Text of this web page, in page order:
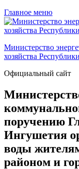
Главное меню
Министерство
хозяйства
Официальный сайт
поручению
Ингушетия
воды
районом и